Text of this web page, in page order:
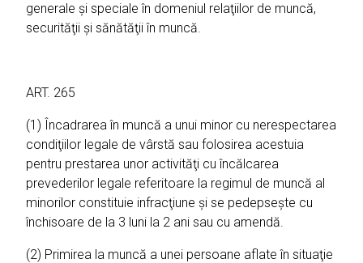
generale şi speciale în domeniul relaţiilor de muncă,
securităţii şi sănătăţii în muncă.
ART. 265
(1) Încadrarea în muncă a unui minor cu nerespectarea
condiţiilor legale de vârstă sau folosirea acestuia
pentru prestarea unor activităţi cu încălcarea
prevederilor legale referitoare la regimul de muncă al
minorilor constituie infracţiune şi se pedepseşte cu
închisoare de la 3 luni la 2 ani sau cu amendă.
(2) Primirea la muncă a unei persoane aflate în situaţie